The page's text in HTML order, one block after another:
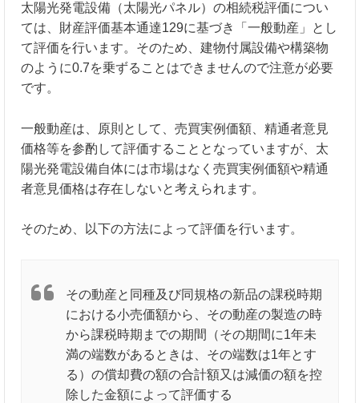
太陽光発電設備（太陽光パネル）の相続税評価につい
ては、財産評価基本通達129に基づき「一般動産」とし
て評価を行います。そのため、建物付属設備や構築物
のように0.7を乗ずることはできませんので注意が必要
です。
一般動産は、原則として、売買実例価額、精通者意見
価格等を参酌して評価することとなっていますが、太
陽光発電設備自体には市場はなく売買実例価額や精通
者意見価格は存在しないと考えられます。
そのため、以下の方法によって評価を行います。
その動産と同種及び同規格の新品の課税時期
における小売価額から、その動産の製造の時
から課税時期までの期間（その期間に1年未
満の端数があるときは、その端数は1年とす
る）の償却費の額の合計額又は減価の額を控
除した金額によって評価する